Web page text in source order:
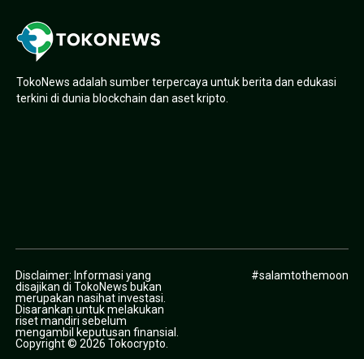
TokoNews adalah sumber terpercaya untuk berita dan edukasi
terkini di dunia blockchain dan aset kripto.
Disclaimer: Informasi yang
disajikan di TokoNews bukan
merupakan nasihat investasi.
Disarankan untuk melakukan
riset mandiri sebelum
mengambil keputusan finansial.
Copyright © 2026 Tokocrypto.
#salamtothemoon